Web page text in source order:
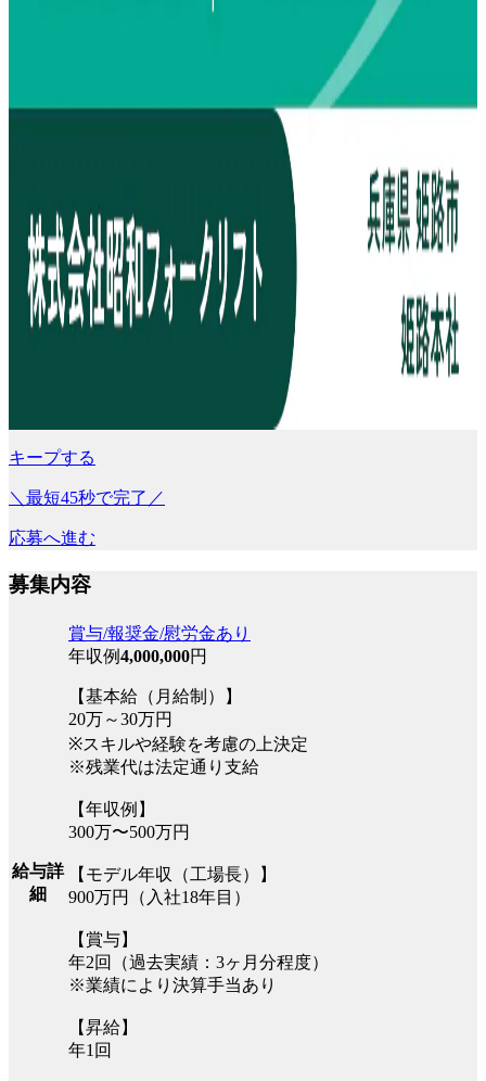
キープする
＼最短45秒で完了／
応募へ進む
募集内容
給与詳
細
賞与/報奨金/慰労金あり
年収例4,000,000円
【基本給（月給制）】
20万～30万円
※スキルや経験を考慮の上決定
※残業代は法定通り支給
【年収例】
300万〜500万円
【モデル年収（工場長）】
900万円（入社18年目）
【賞与】
年2回（過去実績：3ヶ月分程度）
※業績により決算手当あり
【昇給】
年1回